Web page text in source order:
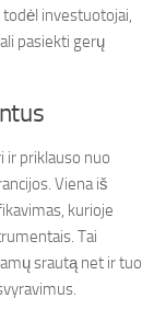
investuotojai,
pasiekti gerų
ir priklauso nuo
Viena iš
kurioje
Tai
srautą net ir tuo